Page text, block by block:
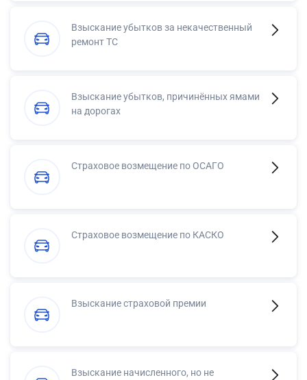
Взыскание убытков за некачественный
ремонт ТС
Взыскание убытков, причинённых ямами
на дорогах
Страховое возмещение по ОСАГО
Страховое возмещение по КАСКО
Взыскание страховой премии
Взыскание начисленного, но не